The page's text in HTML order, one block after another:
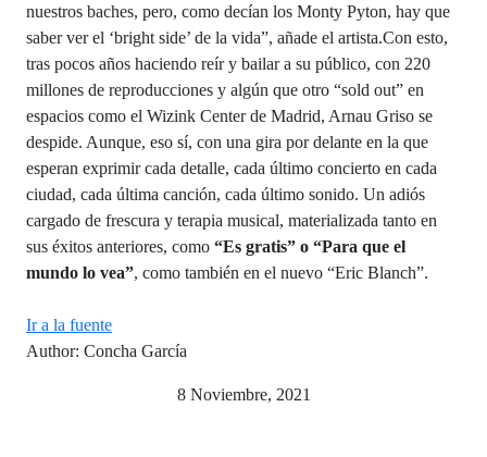
nuestros baches, pero, como decían los Monty Pyton, hay que
saber ver el ‘bright side’ de la vida”, añade el artista.Con esto,
tras pocos años haciendo reír y bailar a su público, con 220
millones de reproducciones y algún que otro “sold out” en
espacios como el Wizink Center de Madrid, Arnau Griso se
despide. Aunque, eso sí, con una gira por delante en la que
esperan exprimir cada detalle, cada último concierto en cada
ciudad, cada última canción, cada último sonido. Un adiós
cargado de frescura y terapia musical, materializada tanto en
sus éxitos anteriores, como “Es gratis” o “Para que el
mundo lo vea”, como también en el nuevo “Eric Blanch”.
Ir a la fuente
Author: Concha García
8 Noviembre, 2021